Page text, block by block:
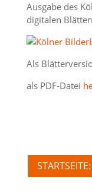
Ausgabe des
digitalen
Als
als PDF-Datei